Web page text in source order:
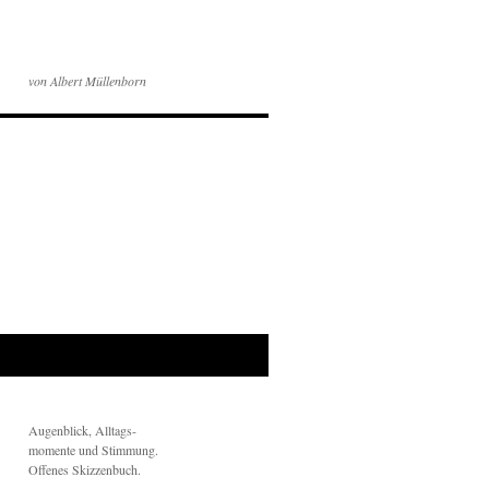
von Albert Müllenborn
Augenblick, Alltags-
momente und Stimmung.
Offenes Skizzenbuch.